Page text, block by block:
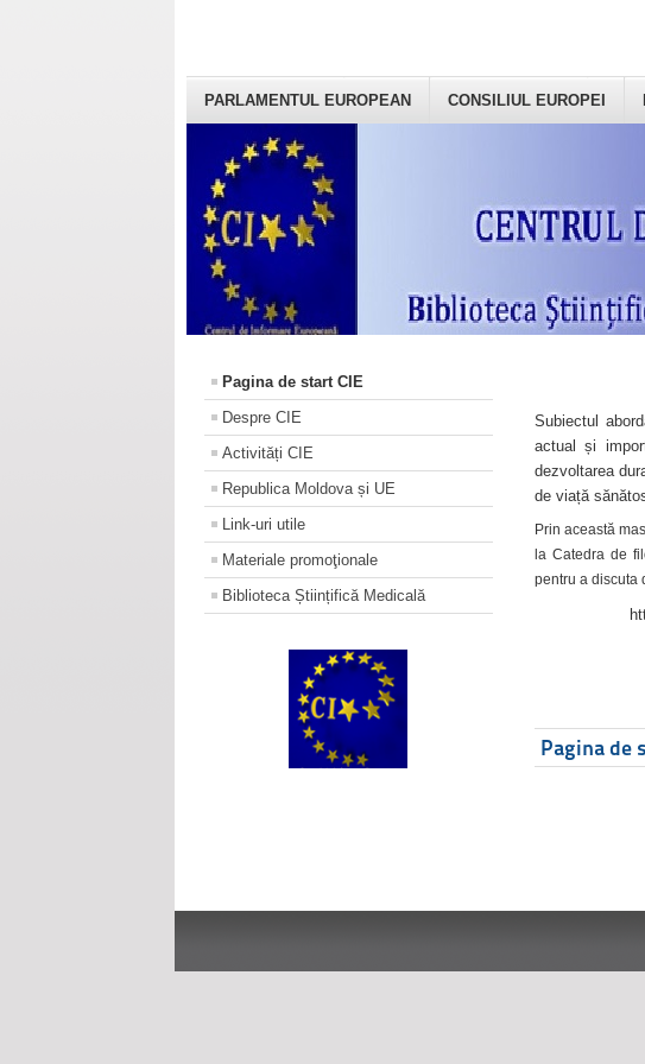
PARLAMENTUL EUROPEAN CONSILIUL EUROPEI
Pagina de start CIE
Despre CIE
Activități CIE
Republica Moldova și UE
Link-uri utile
Materiale promoţionale
Biblioteca Științifică Medicală
Subiectul
actual și
dezvoltarea
de viață
Prin această
la Catedra de
pentru a discuta
Pagina de